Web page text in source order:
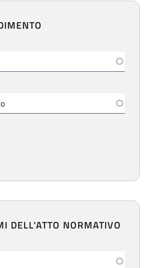
DELL'ATTO NORMATIVO